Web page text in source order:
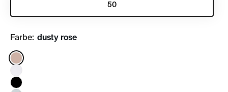
50
Farbe: dusty rose
Color: